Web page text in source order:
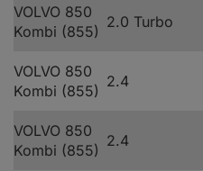
VOLVO 850
Kombi (855)
2.0 Turbo
VOLVO 850
Kombi (855)
2.4
VOLVO 850
Kombi (855)
2.4